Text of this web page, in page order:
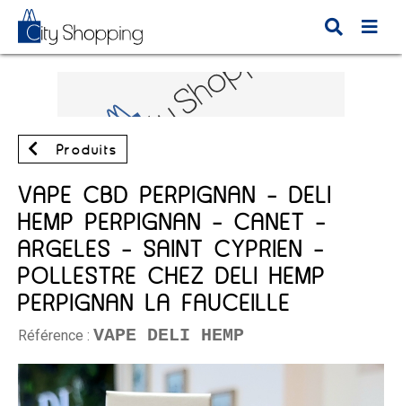
Produits
VAPE CBD PERPIGNAN - DELI
HEMP PERPIGNAN - CANET -
ARGELES - SAINT CYPRIEN -
POLLESTRE CHEZ DELI HEMP
PERPIGNAN LA FAUCEILLE
Référence : VAPE DELI HEMP